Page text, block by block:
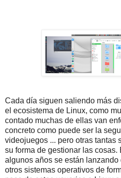
Cada día siguen saliendo más
el ecosistema de Linux, como
contado muchas de ellas van
concreto como puede ser la
videojuegos ... pero otras tantas
su forma de gestionar las cosas.
algunos años se están
otros sistemas operativos de